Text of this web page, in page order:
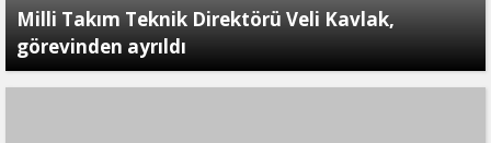
Milli Takım Teknik Direktörü Veli Kavlak,
görevinden ayrıldı